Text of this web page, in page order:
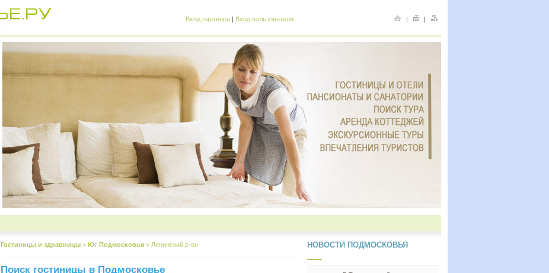
Вход партнера | Вход пользователя | |
Гостиницы и здравницы > Юг Подмосковья > Ленинский р-он
Поиск гостиницы в Подмосковье
НОВОСТИ ПОДМОСКОВЬЯ